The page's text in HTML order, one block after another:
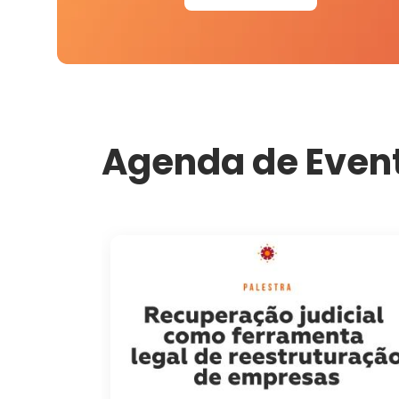
Agenda de